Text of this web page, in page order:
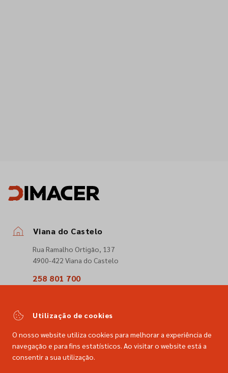
Viana do Castelo
Rua Ramalho Ortigão, 137
4900-422 Viana do Castelo
258 801 700
comercial@dimacer.com
Utilização de cookies
O nosso website utiliza cookies para melhorar a experiência de
navegação e para fins estatísticos. Ao visitar o website está a
consentir a sua utilização.